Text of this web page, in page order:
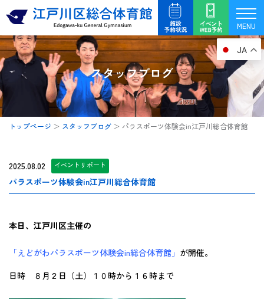
を
ス
キ
プ
MENU
スタッフブログ
トップページ ＞ スタッフブログ ＞ パラスポーツ体験会in江戸川総合体育館
2025.08.02 イベントリポート
パラスポーツ体験会in江戸川総合体育館
本日、江戸川区主催の
「えどがわパラスポーツ体験会in総合体育館」 が開催。
日時 ８月２日（土）１０時から１６時まで
JA